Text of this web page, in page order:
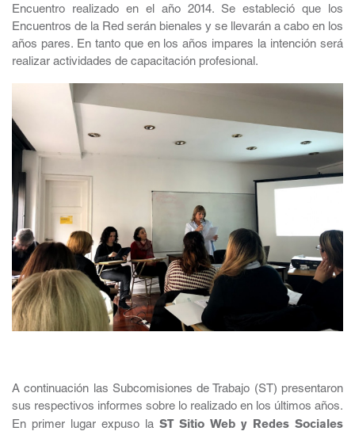
Encuentro realizado en el año 2014. Se estableció que los
Encuentros de la Red serán bienales y se llevarán a cabo en los
años pares. En tanto que en los años impares la intención será
realizar actividades de capacitación profesional.
A continuación las Subcomisiones de Trabajo (ST) presentaron
sus respectivos informes sobre lo realizado en los últimos años.
En primer lugar expuso la ST Sitio Web y Redes Sociales